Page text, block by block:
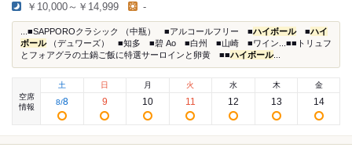
￥10,000～￥14,999 -
...■SAPPOROクラシック （中瓶） ■アルコールフリー ■ハイボール■ハイ
ボール（デュワーズ） ■知多 ■碧 Ao ■白州 ■山崎 ■ワイン...■■トリュフ
とフォアグラの土鍋ご飯に特選サーロインと卵黄 ■■ハイボール...
空席
情報
土
8/8
日
9
月
10
火
11
水
12
木
13
金
14